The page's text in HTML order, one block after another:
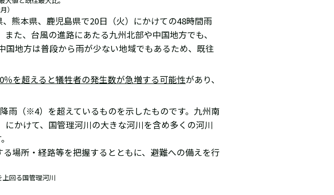
）
熊本県、鹿児島県で20日（火）にかけての48時間雨
た、台風の進路にあたる九州北部や中国地方でも、
地方は普段から雨が少ない地域でもあるため、既往
％を超えると犠牲者の発生数が急増する可能性があり、
雨（※4）を超えているものを示したものです。九州南
かけて、国管理河川の大きな河川を含め多くの河川
場所・経路等を把握するとともに、避難への備えを行
回る国管理河川